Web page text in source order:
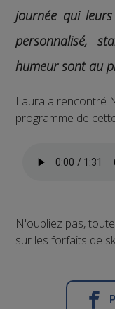
journée qui leurs
personnalisé,
humeur sont au
Laura a rencontré
programme de
N'oubliez pas,
sur les forfaits de